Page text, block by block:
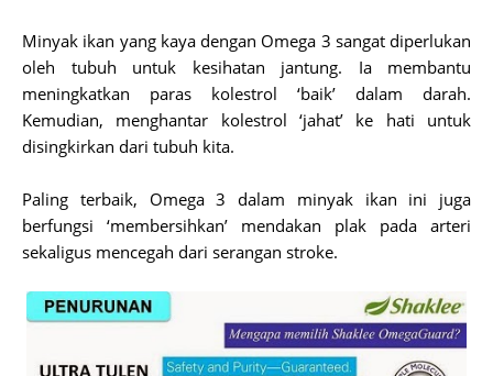
Minyak ikan yang kaya dengan Omega 3 sangat diperlukan
oleh tubuh untuk kesihatan jantung. Ia membantu
meningkatkan paras kolestrol ‘baik’ dalam darah.
Kemudian, menghantar kolestrol ‘jahat’ ke hati untuk
disingkirkan dari tubuh kita.
Paling terbaik, Omega 3 dalam minyak ikan ini juga
berfungsi ‘membersihkan’ mendakan plak pada arteri
sekaligus mencegah dari serangan stroke.